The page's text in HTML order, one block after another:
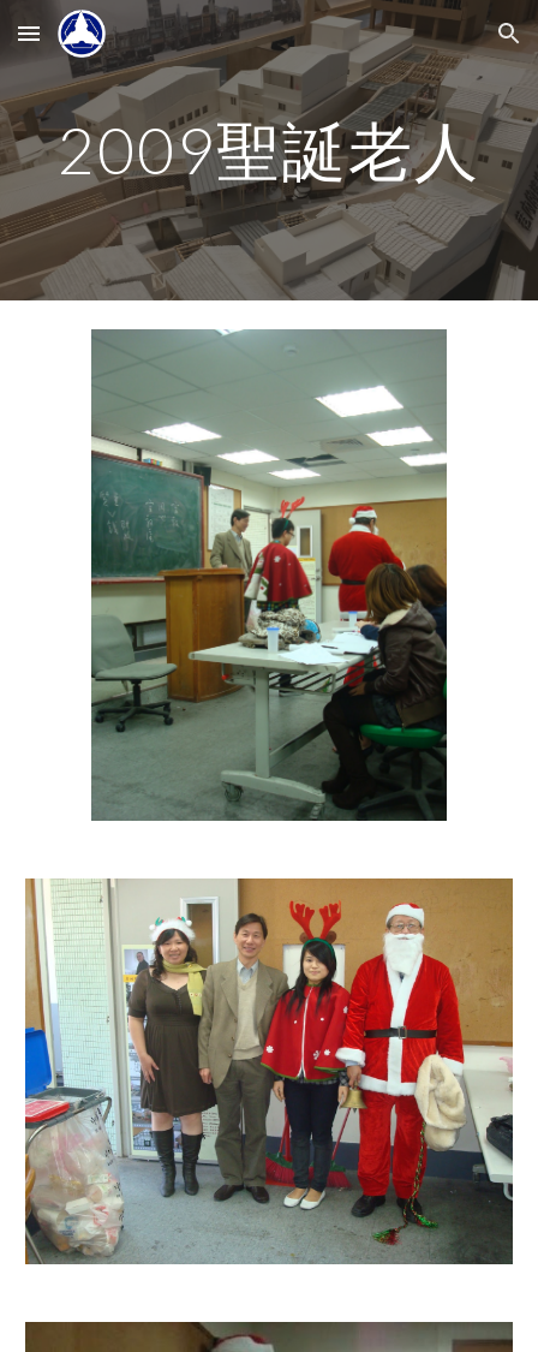
Skip to main content Skip to navigation
2009聖誕老人